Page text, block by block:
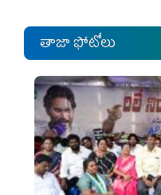
తాజా ఫోటోలు